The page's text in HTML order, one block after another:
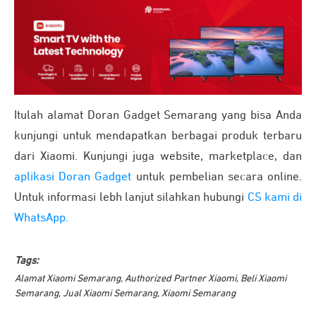
Itulah alamat Doran Gadget Semarang yang bisa Anda
kunjungi untuk mendapatkan berbagai produk terbaru
dari Xiaomi. Kunjungi juga website, marketplace, dan
aplikasi Doran Gadget untuk pembelian secara online.
Untuk informasi lebh lanjut silahkan hubungi CS kami di
WhatsApp.
Tags:
Alamat Xiaomi Semarang, Authorized Partner Xiaomi, Beli Xiaomi
Semarang, Jual Xiaomi Semarang, Xiaomi Semarang